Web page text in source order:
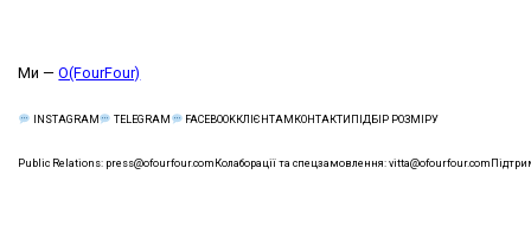
Ми —O(FourFour)
INSTAGRAM TELEGRAM FACEBOOKКЛІЄНТАМ КОНТАКТИ ПІДБІР РОЗМІРУ
Public Relations: press@ofourfour.com Колаборації та спецзамовлення:vitta@ofourfour.com